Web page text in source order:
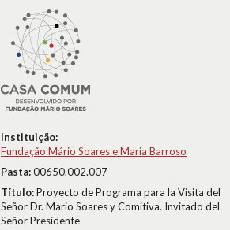
Instituição:
Fundação Mário Soares e Maria Barroso
Pasta:00650.002.007
Título:Proyecto de Programa para la Visita del
Señor Dr. Mario Soares y Comitiva. Invitado del
Señor Presidente